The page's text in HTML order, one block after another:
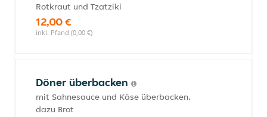
Rotkraut und Tzatziki
12,00 €
inkl. Pfand (0,00 €)
Döner überbacken
mit Sahnesauce und Käse überbacken,
dazu Brot